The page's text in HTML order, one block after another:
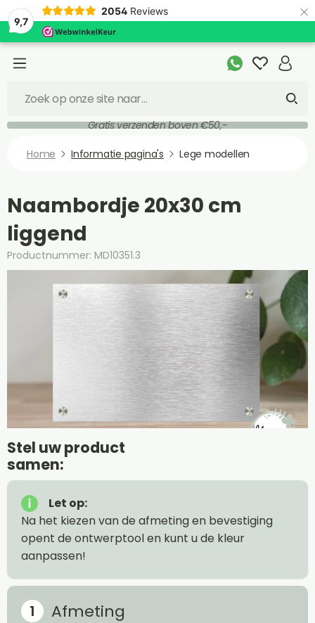
9,7
2054 Reviews ×
Gratis verzenden boven €50,-
Home Informatie pagina's Lege modellen
Naambordje 20x30 cm
liggend
Productnummer: MD10351.3
Stel uw product
samen:
Let op:
Na het kiezen van de afmeting en bevestiging
opent de ontwerptool en kunt u de kleur
aanpassen!
Afmeting